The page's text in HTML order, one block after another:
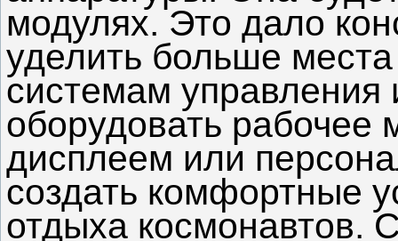
модулях. Это дало
уделить больше
системам управления
оборудовать рабочее
дисплеем или
создать комфортные
отдыха космонавтов.